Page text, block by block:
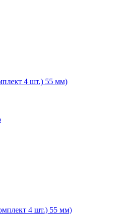
4 шт.) 55 мм)
4 шт.) 55 мм)